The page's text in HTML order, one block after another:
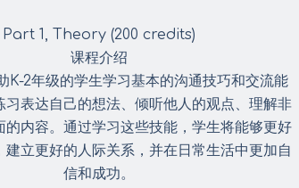
Part 1, Theory (200 credits)
课程介绍
K-2年级的学生学习基本的沟通技巧和交流能
习表达自己的想法、倾听他人的观点、理解非
的内容。通过学习这些技能，学生将能够更好
建立更好的人际关系，并在日常生活中更加自
信和成功。